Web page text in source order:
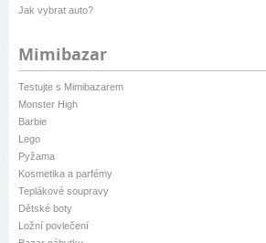
Jak vybrat auto?
Mimibazar
Testujte s Mimibazarem
Monster High
Barbie
Lego
Pyžama
Kosmetika a parfémy
Teplákové soupravy
Dětské boty
Ložní povlečení